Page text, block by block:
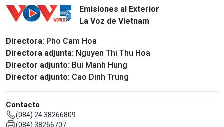
Emisiones al Exterior
La Voz de Vietnam
Directora: Pho Cam Hoa
Directora adjunta: Nguyen Thi Thu Hoa
Director adjunto: Bui Manh Hung
Director adjunto: Cao Dinh Trung
Contacto
(084) 24 38266809
(084) 38266707